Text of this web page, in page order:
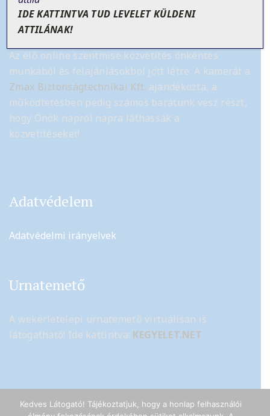
Tájékoztató
Az élő online szentmise közvetítés önkéntes
munkából és felajánlásokból jött létre. A kamerát a
Zmax Biztonságtechnikai Kft. ajándékozta, a
működtetésben pedig számos barátunk vesz részt,
hogy Önök napról napra láthassák a
közvetítéseket!
Adatvédelem
Adatvédelmi irányelvek
Urnatemető
A wekerletelepi urnatemető virtuálisan is
látogatható! Ide kattintva: KEGYELET.NET
IDE KATTINTVA TUD LEVELET KÜLDENI
ATTILÁNAK!
Kedves Látogató! Tájékoztatjuk, hogy a honlap felhasználói